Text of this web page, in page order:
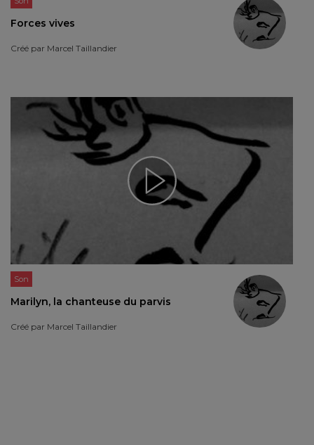
Forces vives
Créé par Marcel Taillandier
Son
Marilyn, la chanteuse du parvis
Créé par Marcel Taillandier